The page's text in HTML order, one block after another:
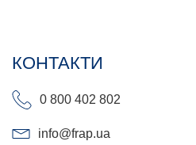
КОНТАКТИ
0 800 402 802
info@frap.ua